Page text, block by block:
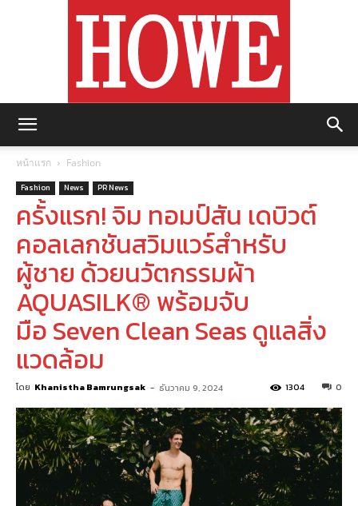
หน้าแรก Fashion
Fashion News PR News
ครั้งแรก! จิม ทอมป์สัน เดบิวต์
คอลเลกชันสวิมแวร์สำหรับ
ผู้ชาย ด้วยนวัตกรรมผ้า
AQUASILK® พร้อมจับ
มือ Seven Clean Seas ดูแลสิ่ง
แวดล้อม
โดย Khanistha Bamrungsak - ธันวาคม 9, 2024 0
1304